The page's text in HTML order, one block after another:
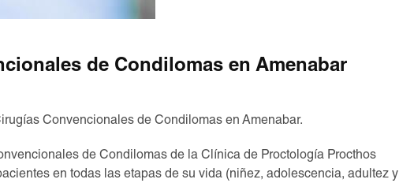
de Condilomas en Amenabar
Convencionales de Condilomas en Amenabar.
de Condilomas de la Clínica de Proctología Procthos
en todas las etapas de su vida (niñez, adolescencia, adultez y